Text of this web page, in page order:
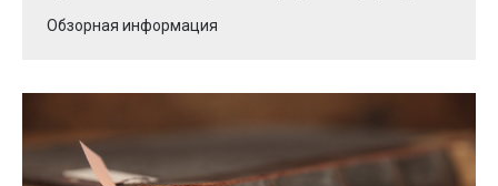
Обзорная информация